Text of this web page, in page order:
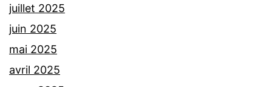
juillet 2025
juin 2025
mai 2025
avril 2025